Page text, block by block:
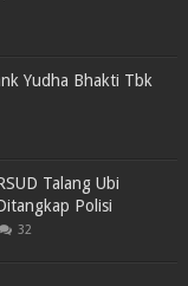
Yudha Bhakti Tbk
Talang Ubi
Polisi
32